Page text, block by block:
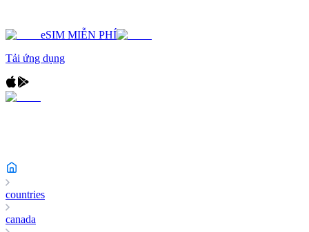
eSIM MIỄN PHÍ
Tải ứng dụng
countries
canada